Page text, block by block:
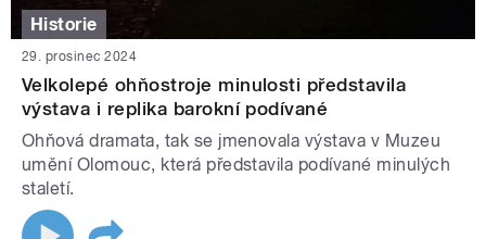
Historie
29. prosinec 2024
Velkolepé ohňostroje minulosti představila
výstava i replika barokní podívané
Ohňová dramata, tak se jmenovala výstava v Muzeu
umění Olomouc, která představila podívané minulých
staletí.